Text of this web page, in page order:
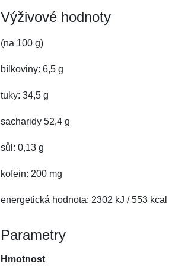
Výživové hodnoty
(na 100 g)
bílkoviny: 6,5 g
tuky: 34,5 g
sacharidy 52,4 g
sůl: 0,13 g
kofein: 200 mg
energetická hodnota: 2302 kJ / 553 kcal
Parametry
Hmotnost